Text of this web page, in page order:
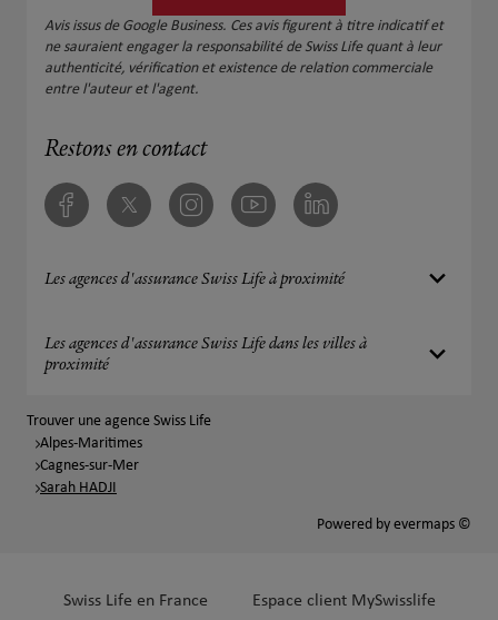
Avis issus de Google Business. Ces avis figurent à titre indicatif et
ne sauraient engager la responsabilité de Swiss Life quant à leur
authenticité, vérification et existence de relation commerciale
entre l'auteur et l'agent.
Restons en contact
FacebookTwitter InstagramYoutube Linkedin
Les agences d'assurance Swiss Life à proximité
Les agences d'assurance Swiss Life dans les villes à
proximité
Trouver une agence Swiss Life
Alpes-Maritimes
Cagnes-sur-Mer
Sarah HADJI
Powered by evermaps ©
Swiss Life en France Espace client MySwisslife